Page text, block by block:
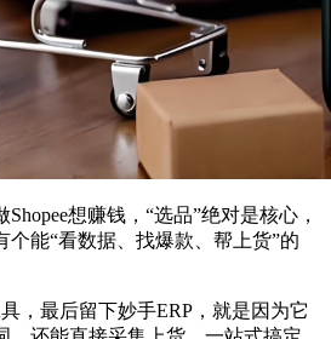
想赚钱，“选品”绝对是核心，
个能“看数据、找爆款、帮上货”的
，最后留下妙手ERP，就是因为它